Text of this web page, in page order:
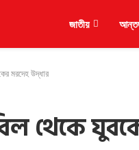
জাতীয়
মরদেহ উদ্ধার
থেকে